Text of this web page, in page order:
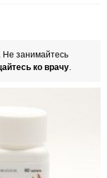
Не занимайтесь
ко врачу.